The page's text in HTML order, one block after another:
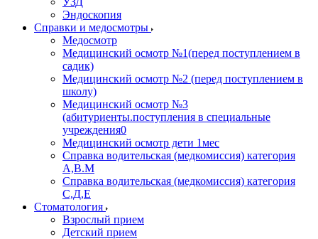
Эндоскопия
Справки и медосмотры
Медосмотр
Медицинский осмотр №1(перед поступлением в
садик)
Медицинский осмотр №2 (перед поступлением в
школу)
Медицинский осмотр №3
(абитуриенты.поступления в специальные
учреждения0
Медицинский осмотр дети 1мес
Справка водительская (медкомиссия) категория
А,В.М
Справка водительская (медкомиссия) категория
С,Д,Е
Стоматология
Взрослый прием
Детский прием